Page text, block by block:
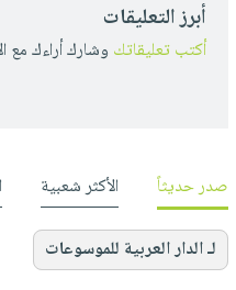
أبرز التعليقات
أكتب تعليقاتك وشارك أراءك مع
صدر حديثاً الأكثر شعبية
لـ الدار العربية للموسوعات